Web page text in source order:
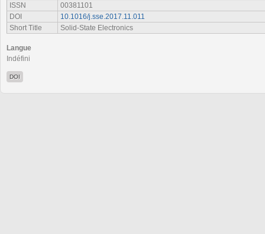
ISSN
00381101
DOI
10.1016/j.sse.2017.11.011
Short Title
Solid-State Electronics
Langue
Indéfini
DOI